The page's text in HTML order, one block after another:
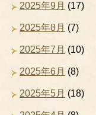
2025年9月 (17)
2025年8月 (7)
2025年7月 (10)
2025年6月 (8)
2025年5月 (18)